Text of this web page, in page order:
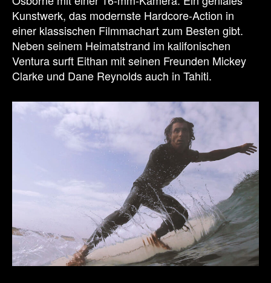
Kunstwerk, das modernste Hardcore-Action in
einer klassischen Filmmachart zum Besten gibt.
Neben seinem Heimatstrand im kalifonischen
Ventura surft Eithan mit seinen Freunden Mickey
Clarke und Dane Reynolds auch in Tahiti.